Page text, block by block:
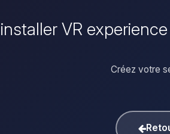
VR
Créez votre